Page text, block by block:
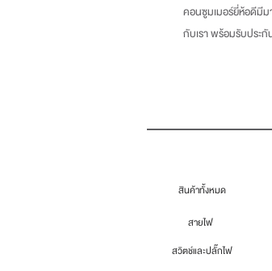
คอนซูมเมอร์ยี่ห้อดีมีม
กับเรา พร้อมรับประ
สินค้าทั้งหมด
สายไฟ
สวิตช์และปลั๊กไฟ